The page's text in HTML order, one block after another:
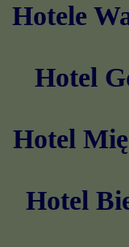
Hotele
Hotel
Hotel
Hotel